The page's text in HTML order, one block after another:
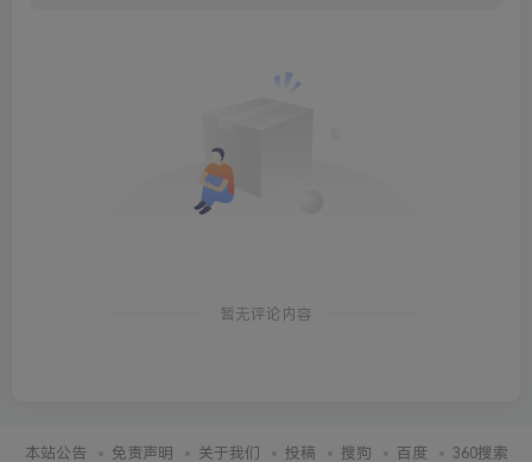
暂无评论内容
本站公告 免责声明 关于我们 投稿 搜狗 百度 360搜索